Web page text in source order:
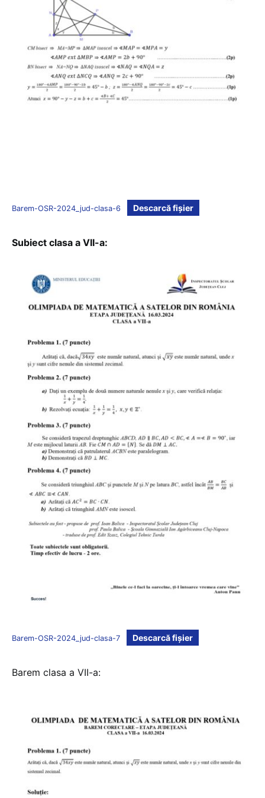
Barem-OSR-2024_jud-clasa-6 Descarcă fișier
Subiect clasa a VII-a:
Barem-OSR-2024_jud-clasa-7 Descarcă fișier
Barem clasa a VII-a: